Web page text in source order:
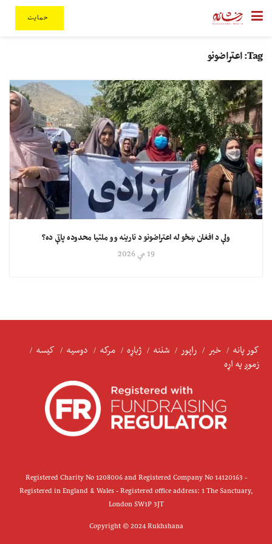
حمایت
Tag: اعتراضونو
ولې د افغان ښځو له اعتراضونو د نارینه وو ملتیا محدوده پاتې ده؟
19 مې 2026
کور پانه خبر راپور شننه ژباړه مرکه دوسیه
کیسه
زموږ په اړه
Registered Charity No 1208006 and Registered Company No 14120163 -
Registered in England & Wales - Registered office address: 1 The Sanctuary,
London SW1P 3JT
Copyright © 2024 Rukhshana